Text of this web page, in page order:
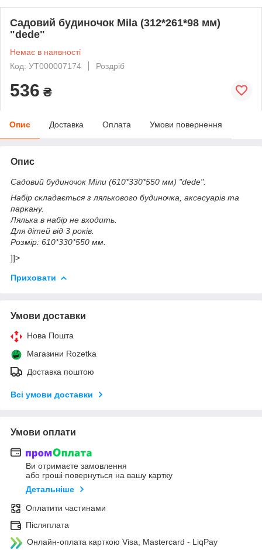
Садовий будиночок Mila (312*261*98 мм)
"dede"
Немає в наявності
Код: УТ000007174
Роздріб
536 ₴
Опис Доставка Оплата Умови повернення
Опис
Садовий будиночок Міли (610*330*550 мм) "dede".
Набір складається з лялькового будиночка, аксесуарів та
паркану.
Лялька в набір не входить.
Для дітей від 3 років.
Розмір: 610*330*550 мм.
]]>
Приховати
Умови доставки
Нова Пошта
Магазини Rozetka
Доставка поштою
Всі умови доставки
Умови оплати
Ви отримаєте замовлення
або гроші повернуться на вашу картку
Детальніше
Оплатити частинами
Післяплата
Онлайн-оплата карткою Visa, Mastercard - LiqPay